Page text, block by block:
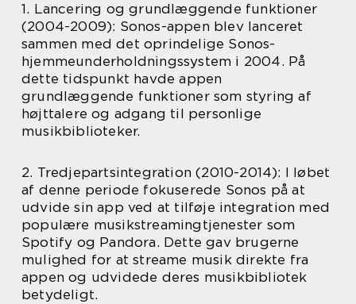
1. Lancering og grundlæggende funktioner
(2004-2009): Sonos-appen blev lanceret
sammen med det oprindelige Sonos-
hjemmeunderholdningssystem i 2004. På
dette tidspunkt havde appen
grundlæggende funktioner som styring af
højttalere og adgang til personlige
musikbiblioteker.
2. Tredjepartsintegration (2010-2014): I løbet
af denne periode fokuserede Sonos på at
udvide sin app ved at tilføje integration med
populære musikstreamingtjenester som
Spotify og Pandora. Dette gav brugerne
mulighed for at streame musik direkte fra
appen og udvidede deres musikbibliotek
betydeligt.